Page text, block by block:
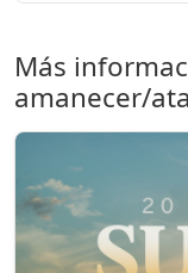
Más
amanecer/